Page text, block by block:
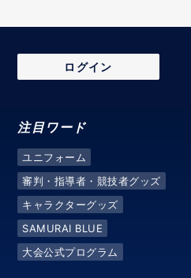
ログイン
注目ワード
ユニフォーム
審判・指導者・競技者グッズ
キャラクターグッズ
SAMURAI BLUE
大会公式プログラム